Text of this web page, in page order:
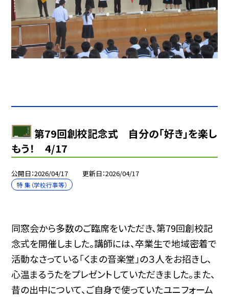
第79回創校記念式 自分の「好き」を楽し
もう！ 4/17
公開日 2026/04/17 更新日 2026/04/17
特 集（学校行事等）
同窓会から多数のご臨席をいただき、第79回創校記
念式を開催しました。講師には、卒業生で地域密着で
活動なさっている「くまの音楽堂」の３人をお招きし、
心温まるうたをプレゼントしていただきました。また、
昔の出中について、ご自身で使っていたユニフォーム